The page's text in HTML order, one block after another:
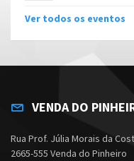
Ver todos os eventos
VENDA DO
Rua Prof. Júlia Morais da
2665-555 Venda do Pinheiro